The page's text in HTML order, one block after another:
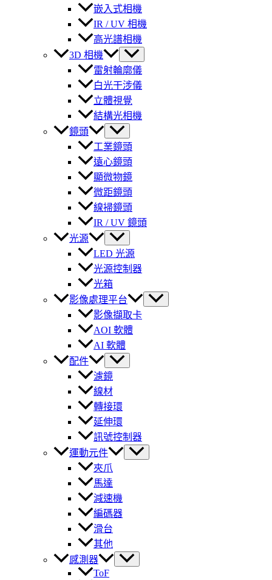
嵌入式相機
IR / UV 相機
高光譜相機
3D 相機
雷射輪廓儀
白光干涉儀
立體視覺
結構光相機
鏡頭
工業鏡頭
遠心鏡頭
顯微物鏡
微距鏡頭
線掃鏡頭
IR / UV 鏡頭
光源
LED 光源
光源控制器
光箱
影像處理平台
影像擷取卡
AOI 軟體
AI 軟體
配件
濾鏡
線材
轉接環
延伸環
訊號控制器
運動元件
夾爪
馬達
減速機
編碼器
滑台
其他
感測器
ToF